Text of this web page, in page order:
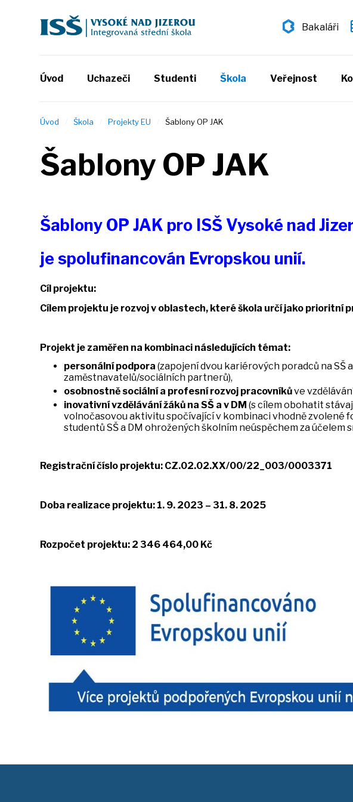
Bakaláři
Úvod Uchazeči Studenti Škola Veřejnost
Úvod Škola Projekty EU Šablony OP JAK
Šablony OP JAK
Šablony OP JAK pro ISŠ Vysoké nad
je spolufinancován Evropskou unií.
Cíl projektu:
Cílem projektu je rozvoj v oblastech, které škola určí jako prioritní
Projekt je zaměřen na kombinaci následujících témat:
personální podpora (zapojení dvou kariérových poradců na SŠ
zaměstnavatelů/sociálních partnerů),
osobnostně sociální a profesní rozvoj pracovníkůve
inovativní vzdělávání žáků na SŠ a v DM (s cílem obohatit
volnočasovou aktivitu spočívající v kombinaci vhodně zvolené
studentů SŠ a DM ohrožených školním neúspěchem za účelem
Registračníčíslo projektu: CZ.02.02.XX/00/22_003/0003371
Doba realizace projektu: 1. 9. 2023 – 31. 8. 2025
Rozpočet projektu: 2 346 464,00 Kč